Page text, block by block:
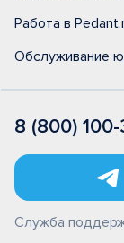
Работа в
Обслуживание
8 (800) 100-
Служба